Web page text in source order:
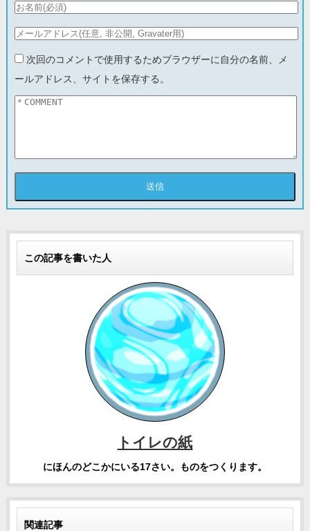
次回のコメントで使用するためブラウザーに自分の名前、メ
ールアドレス、サイトを保存する。
この記事を書いた人
トイレの紙
にほんのどこかにいる17さい。ものをつくります。
関連記事